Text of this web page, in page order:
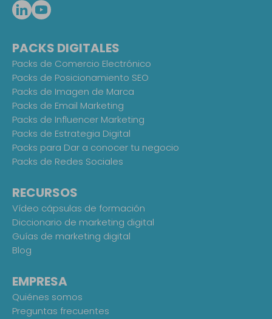
PACKS DIGITALES
Packs de Comercio Electrónico
Packs de Posicionamiento SEO
Packs de Imagen de Marca
Packs de Email Marketing
Packs de Influencer Marketing
Packs de Estrategia Digital
Packs para Dar a conocer tu negocio
Packs de Redes Sociales
RECURSOS
Vídeo cápsulas de formación
Diccionario de marketing digital
Guías de marketing digital
Blog
EMPRESA
Quiénes somos
Preguntas frecuentes